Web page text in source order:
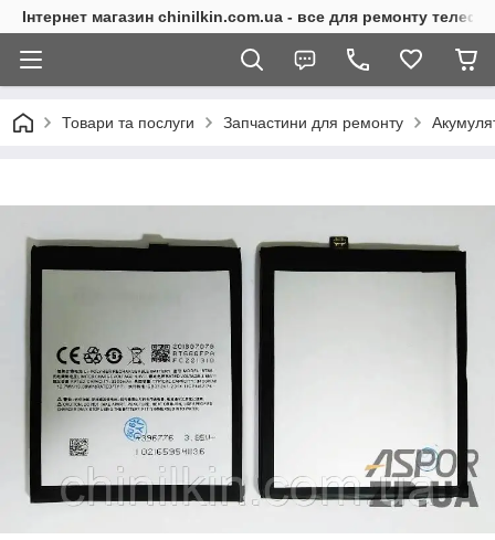
Інтернет магазин chinilkin.com.ua - все для ремонту
Товари та послуги Запчастини для ремонту